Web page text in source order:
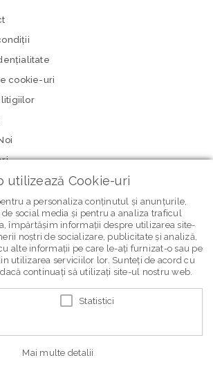
cookie-uri
litigiilor
Bebe Brands
utilizează Cookie-uri
a personaliza conținutul și anunțurile,
social media și pentru a analiza traficul
împărtășim informații despre utilizarea site-
noștri de socializare, publicitate și analiză,
alte informații pe care le-ați furnizat-o sau pe
utilizarea serviciilor lor. Sunteți de acord cu
continuați să utilizați site-ul nostru web.
Statistici
Mai multe detalii